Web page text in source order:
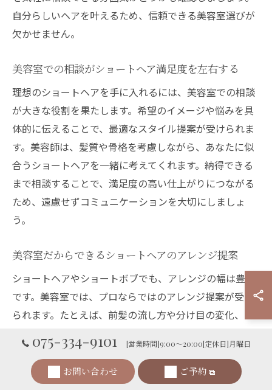
自分らしいヘアを叶えるため、信頼できる美容室選びが
欠かせません。
美容室での相談がショートヘア満足度を左右する
理想のショートヘアを手に入れるには、美容室での相談
が大きな役割を果たします。希望のイメージや悩みを具
体的に伝えることで、最適なスタイル提案が受けられま
す。美容師は、髪質や骨格を考慮しながら、あなたに似
合うショートヘアを一緒に考えてくれます。納得できる
まで相談することで、満足度の高い仕上がりにつながる
ため、遠慮せずコミュニケーションを大切にしましょ
う。
美容室だからできるショートヘアのアレンジ提案
ショートヘアやショートボブでも、アレンジの幅は豊富
です。美容室では、プロならではのアレンジ提案が受け
られます。たとえば、前髪の流し方や分け目の変化、ス
変える方法をアドバイス。イベントや日常のシーンに合
わせたアレンジも教えてもらえるので、ショートスタイ
075-334-9101 [営業時間]9:00～20:00[定休日]月曜日
お問い合わせ ご予約